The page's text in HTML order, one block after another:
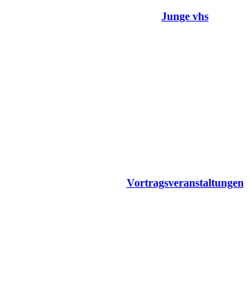
Junge vhs
Vortragsveranstaltungen